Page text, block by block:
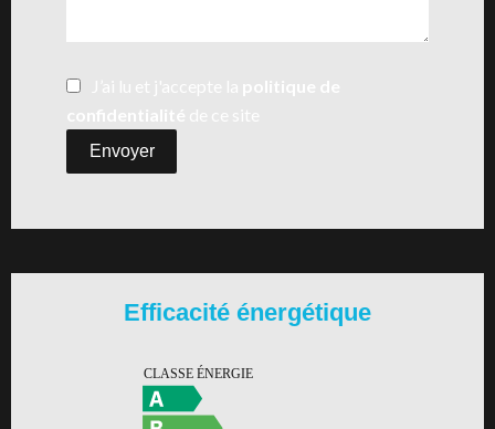
Envoyer
Efficacité énergétique